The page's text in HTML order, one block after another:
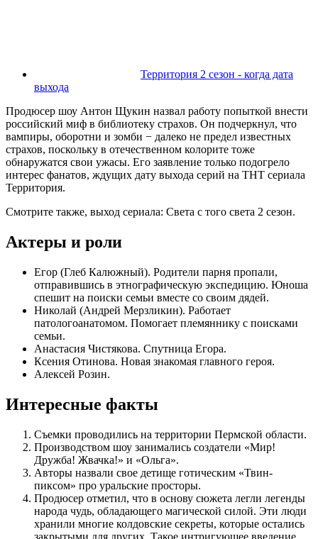
Территория 2 сезон - когда дата
выхода
Продюсер шоу Антон Щукин назвал работу попыткой внести
российский миф в библиотеку страхов. Он подчеркнул, что
вампиры, оборотни и зомби − далеко не предел известных
страхов, поскольку в отечественном колорите тоже
обнаружатся свои ужасы. Его заявление только подогрело
интерес фанатов, ждущих дату выхода серий на ТНТ сериала
Территория.
Смотрите также, выход сериала: Света с того света 2 сезон.
Актеры и роли
Егор (Глеб Калюжный). Родители парня пропали,
отправившись в этнографическую экспедицию. Юноша
спешит на поиски семьи вместе со своим дядей.
Николай (Андрей Мерзликин). Работает
патологоанатомом. Помогает племяннику с поисками
семьи.
Анастасия Чистякова. Спутница Егора.
Ксения Отинова. Новая знакомая главного героя.
Алексей Розин.
Интересные факты
Съемки проводились на территории Пермской области.
Производством шоу занимались создатели «Мир!
Дружба! Жвачка!» и «Ольга».
Авторы назвали свое детище готическим «Твин-
пиксом» про уральские просторы.
Продюсер отметил, что в основу сюжета легли легенды
народа чудь, обладающего магической силой. Эти люди
хранили многие колдовские секреты, которые остались
закрытыми для других. Такое интригующее введение